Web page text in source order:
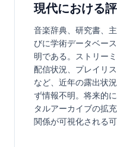
現代における
音楽辞典、研究書、
びに学術データベー
明である。ストリー
配信状況、プレイリ
など、近年の露出状
ず情報不明。将来的
タルアーカイブの拡
関係が可視化される可